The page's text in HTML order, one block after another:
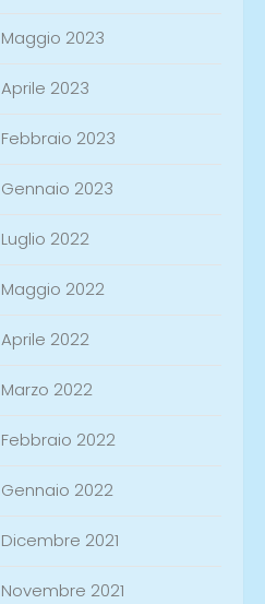
Maggio 2023
Aprile 2023
Febbraio 2023
Gennaio 2023
Luglio 2022
Maggio 2022
Aprile 2022
Marzo 2022
Febbraio 2022
Gennaio 2022
Dicembre 2021
Novembre 2021